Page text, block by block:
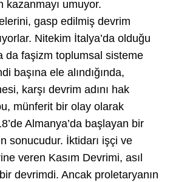
kazanmayı umuyor.
gasp edilmiş devrim
Nitekim İtalya’da olduğu
da faşizm toplumsal sisteme
başına ele alındığında,
karşı devrim adını hak
münferit bir olay olarak
Almanya’da başlayan bir
sonucudur. İktidarı işçi ve
veren Kasım Devrimi, asıl
devrimdi. Ancak proletaryanın